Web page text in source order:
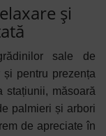
și
sale de
pentru prezența
stațiunii, măsoară
palmieri și arbori
de apreciate în